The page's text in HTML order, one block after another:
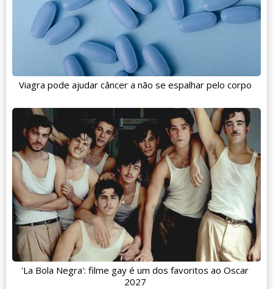
Viagra pode ajudar câncer a não se espalhar pelo corpo
'La Bola Negra': filme gay é um dos favoritos ao Oscar
2027